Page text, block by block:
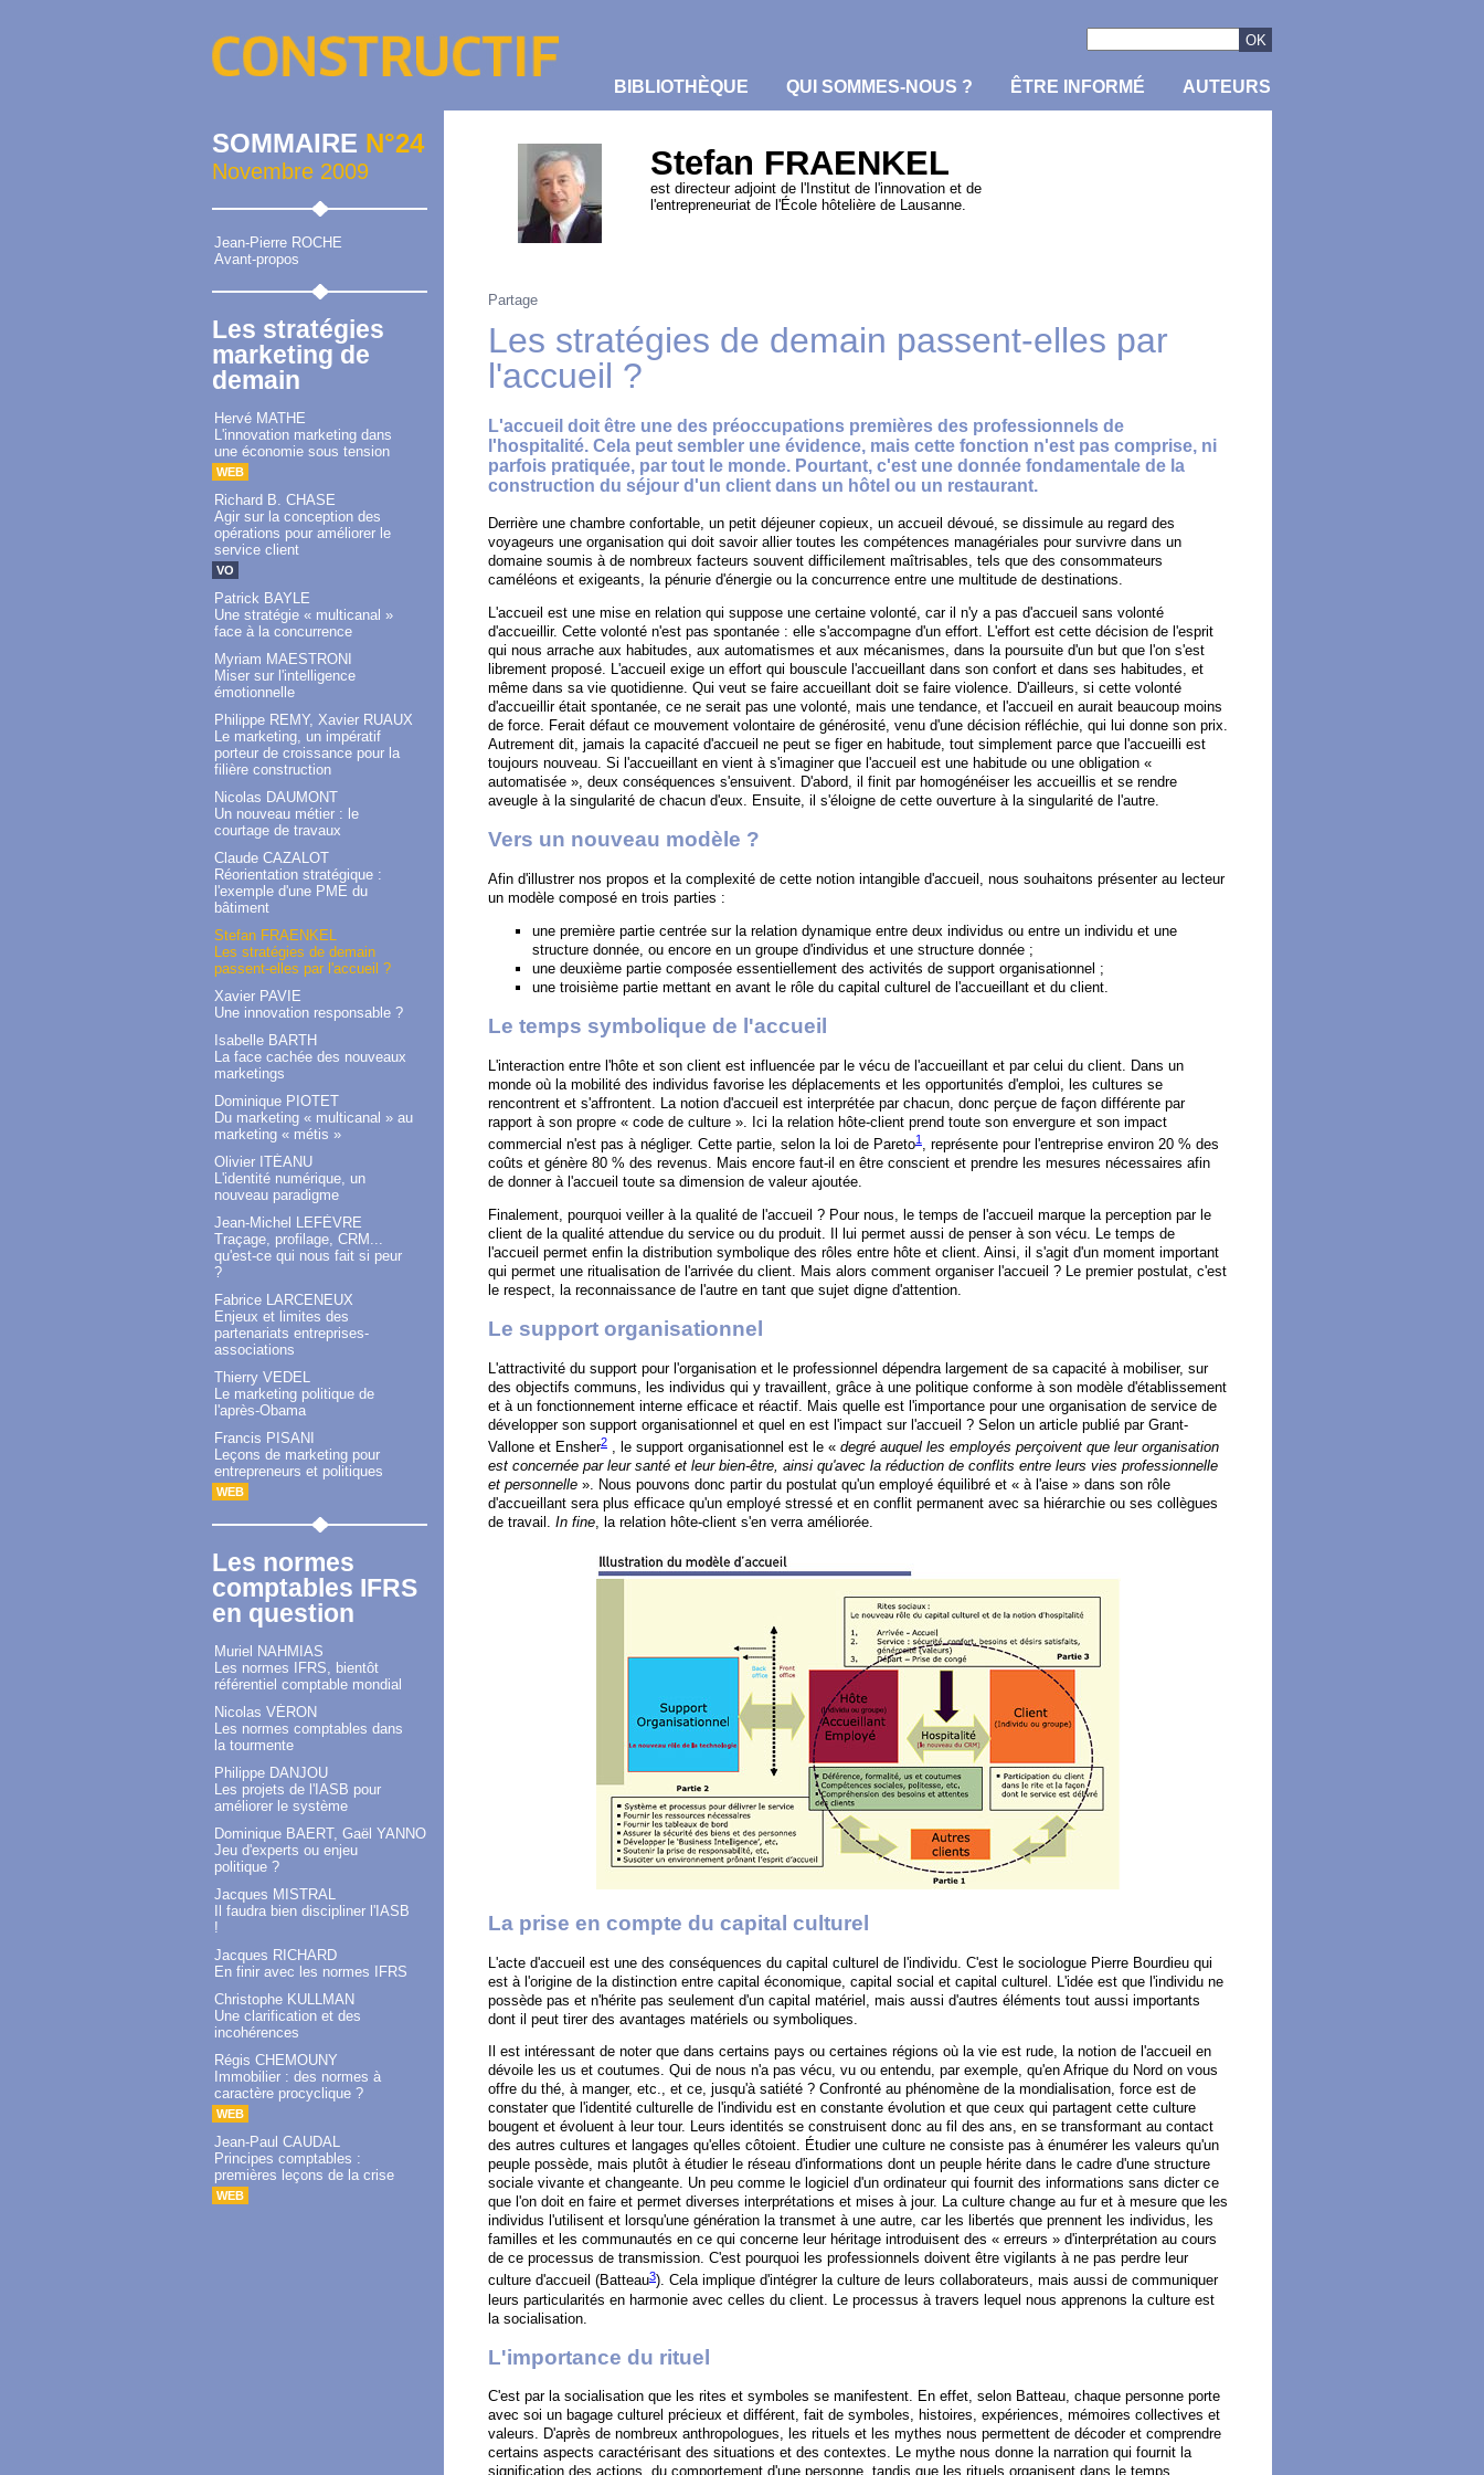
BIBLIOTHÈQUE QUI SOMMES-NOUS ? ÊTRE INFORMÉ AUTEURS
SOMMAIRE N°24
Novembre 2009
Jean-Pierre ROCHE
Avant-propos
Les stratégies
marketing de
demain
Hervé MATHE
L'innovation marketing dans
une économie sous tension
WEB
Richard B. CHASE
Agir sur la conception des
opérations pour améliorer le
service client
VO
Patrick BAYLE
Une stratégie « multicanal »
face à la concurrence
Myriam MAESTRONI
Miser sur l'intelligence
émotionnelle
Philippe REMY, Xavier RUAUX
Le marketing, un impératif
porteur de croissance pour la
filière construction
Nicolas DAUMONT
Un nouveau métier : le
courtage de travaux
Claude CAZALOT
Réorientation stratégique :
l'exemple d'une PME du
bâtiment
Stefan FRAENKEL
Les stratégies de demain
passent-elles par l'accueil ?
Xavier PAVIE
Une innovation responsable ?
Isabelle BARTH
La face cachée des nouveaux
marketings
Dominique PIOTET
Du marketing « multicanal » au
marketing « métis »
Olivier ITÉANU
L'identité numérique, un
nouveau paradigme
Jean-Michel LEFÈVRE
Traçage, profilage, CRM...
qu'est-ce qui nous fait si peur
?
Fabrice LARCENEUX
Enjeux et limites des
partenariats entreprises-
associations
Thierry VEDEL
Le marketing politique de
l'après-Obama
Francis PISANI
Leçons de marketing pour
entrepreneurs et politiques
WEB
Les normes
comptables IFRS
en question
Muriel NAHMIAS
Les normes IFRS, bientôt
référentiel comptable mondial
Nicolas VÉRON
Les normes comptables dans
la tourmente
Philippe DANJOU
Les projets de l'IASB pour
améliorer le système
Dominique BAERT, Gaël YANNO
Jeu d'experts ou enjeu
politique ?
Jacques MISTRAL
Il faudra bien discipliner l'IASB
!
Jacques RICHARD
En finir avec les normes IFRS
Christophe KULLMAN
Une clarification et des
incohérences
Régis CHEMOUNY
Immobilier : des normes à
caractère procyclique ?
WEB
Jean-Paul CAUDAL
Principes comptables :
premières leçons de la crise
WEB
Stefan FRAENKEL
est directeur adjoint de l'Institut de l'innovation et de
l'entrepreneuriat de l'École hôtelière de Lausanne.
Partage
Les stratégies de demain passent-elles par
l'accueil ?
L'accueil doit être une des préoccupations premières des professionnels de
l'hospitalité. Cela peut sembler une évidence, mais cette fonction n'est pas comprise, ni
parfois pratiquée, par tout le monde. Pourtant, c'est une donnée fondamentale de la
construction du séjour d'un client dans un hôtel ou un restaurant.
Derrière une chambre confortable, un petit déjeuner copieux, un accueil dévoué, se dissimule au regard des
voyageurs une organisation qui doit savoir allier toutes les compétences managériales pour survivre dans un
domaine soumis à de nombreux facteurs souvent difficilement maîtrisables, tels que des consommateurs
caméléons et exigeants, la pénurie d'énergie ou la concurrence entre une multitude de destinations.
L'accueil est une mise en relation qui suppose une certaine volonté, car il n'y a pas d'accueil sans volonté
d'accueillir. Cette volonté n'est pas spontanée : elle s'accompagne d'un effort. L'effort est cette décision de l'esprit
qui nous arrache aux habitudes, aux automatismes et aux mécanismes, dans la poursuite d'un but que l'on s'est
librement proposé. L'accueil exige un effort qui bouscule l'accueillant dans son confort et dans ses habitudes, et
même dans sa vie quotidienne. Qui veut se faire accueillant doit se faire violence. D'ailleurs, si cette volonté
d'accueillir était spontanée, ce ne serait pas une volonté, mais une tendance, et l'accueil en aurait beaucoup moins
de force. Ferait défaut ce mouvement volontaire de générosité, venu d'une décision réfléchie, qui lui donne son prix.
Autrement dit, jamais la capacité d'accueil ne peut se figer en habitude, tout simplement parce que l'accueilli est
toujours nouveau. Si l'accueillant en vient à s'imaginer que l'accueil est une habitude ou une obligation «
automatisée », deux conséquences s'ensuivent. D'abord, il finit par homogénéiser les accueillis et se rendre
aveugle à la singularité de chacun d'eux. Ensuite, il s'éloigne de cette ouverture à la singularité de l'autre.
Vers un nouveau modèle ?
Afin d'illustrer nos propos et la complexité de cette notion intangible d'accueil, nous souhaitons présenter au lecteur
un modèle composé en trois parties :
une première partie centrée sur la relation dynamique entre deux individus ou entre un individu et une
structure donnée, ou encore en un groupe d'individus et une structure donnée ;
une deuxième partie composée essentiellement des activités de support organisationnel ;
une troisième partie mettant en avant le rôle du capital culturel de l'accueillant et du client.
Le temps symbolique de l'accueil
L'interaction entre l'hôte et son client est influencée par le vécu de l'accueillant et par celui du client. Dans un
monde où la mobilité des individus favorise les déplacements et les opportunités d'emploi, les cultures se
rencontrent et s'affrontent. La notion d'accueil est interprétée par chacun, donc perçue de façon différente par
rapport à son propre « code de culture ». Ici la relation hôte-client prend toute son envergure et son impact
commercial n'est pas à négliger. Cette partie, selon la loi de Pareto1
, représente pour l'entreprise environ 20 % des
coûts et génère 80 % des revenus. Mais encore faut-il en être conscient et prendre les mesures nécessaires afin
de donner à l'accueil toute sa dimension de valeur ajoutée.
Finalement, pourquoi veiller à la qualité de l'accueil ? Pour nous, le temps de l'accueil marque la perception par le
client de la qualité attendue du service ou du produit. Il lui permet aussi de penser à son vécu. Le temps de
l'accueil permet enfin la distribution symbolique des rôles entre hôte et client. Ainsi, il s'agit d'un moment important
qui permet une ritualisation de l'arrivée du client. Mais alors comment organiser l'accueil ? Le premier postulat, c'est
le respect, la reconnaissance de l'autre en tant que sujet digne d'attention.
Le support organisationnel
L'attractivité du support pour l'organisation et le professionnel dépendra largement de sa capacité à mobiliser, sur
des objectifs communs, les individus qui y travaillent, grâce à une politique conforme à son modèle d'établissement
et à un fonctionnement interne efficace et réactif. Mais quelle est l'importance pour une organisation de service de
développer son support organisationnel et quel en est l'impact sur l'accueil ? Selon un article publié par Grant-
Vallone et Ensher2 , le support organisationnel est le « degré auquel les employés perçoivent que leur organisation
est concernée par leur santé et leur bien-être, ainsi qu'avec la réduction de conflits entre leurs vies professionnelle
et personnelle ». Nous pouvons donc partir du postulat qu'un employé équilibré et « à l'aise » dans son rôle
d'accueillant sera plus efficace qu'un employé stressé et en conflit permanent avec sa hiérarchie ou ses collègues
de travail. In fine , la relation hôte-client s'en verra améliorée.
La prise en compte du capital culturel
L'acte d'accueil est une des conséquences du capital culturel de l'individu. C'est le sociologue Pierre Bourdieu qui
est à l'origine de la distinction entre capital économique, capital social et capital culturel. L'idée est que l'individu ne
possède pas et n'hérite pas seulement d'un capital matériel, mais aussi d'autres éléments tout aussi importants
dont il peut tirer des avantages matériels ou symboliques.
Il est intéressant de noter que dans certains pays ou certaines régions où la vie est rude, la notion de l'accueil en
dévoile les us et coutumes. Qui de nous n'a pas vécu, vu ou entendu, par exemple, qu'en Afrique du Nord on vous
offre du thé, à manger, etc., et ce, jusqu'à satiété ? Confronté au phénomène de la mondialisation, force est de
constater que l'identité culturelle de l'individu est en constante évolution et que ceux qui partagent cette culture
bougent et évoluent à leur tour. Leurs identités se construisent donc au fil des ans, en se transformant au contact
des autres cultures et langages qu'elles côtoient. Étudier une culture ne consiste pas à énumérer les valeurs qu'un
peuple possède, mais plutôt à étudier le réseau d'informations dont un peuple hérite dans le cadre d'une structure
sociale vivante et changeante. Un peu comme le logiciel d'un ordinateur qui fournit des informations sans dicter ce
que l'on doit en faire et permet diverses interprétations et mises à jour. La culture change au fur et à mesure que les
individus l'utilisent et lorsqu'une génération la transmet à une autre, car les libertés que prennent les individus, les
familles et les communautés en ce qui concerne leur héritage introduisent des « erreurs » d'interprétation au cours
de ce processus de transmission. C'est pourquoi les professionnels doivent être vigilants à ne pas perdre leur
culture d'accueil (Batteau3). Cela implique d'intégrer la culture de leurs collaborateurs, mais aussi de communiquer
leurs particularités en harmonie avec celles du client. Le processus à travers lequel nous apprenons la culture est
la socialisation.
L'importance du rituel
C'est par la socialisation que les rites et symboles se manifestent. En effet, selon Batteau, chaque personne porte
avec soi un bagage culturel précieux et différent, fait de symboles, histoires, expériences, mémoires collectives et
valeurs. D'après de nombreux anthropologues, les rituels et les mythes nous permettent de décoder et comprendre
certains aspects caractérisant des situations et des contextes. Le mythe nous donne la narration qui fournit la
signification des actions, du comportement d'une personne, tandis que les rituels organisent dans le temps